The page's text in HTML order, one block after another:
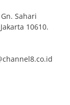
Sahari
10610.